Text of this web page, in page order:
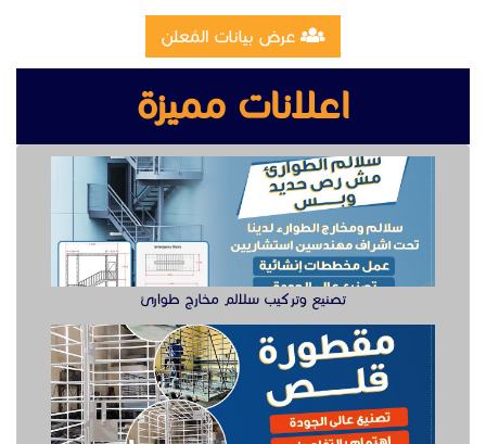
عرض بيانات المُعلن
اعلانات مميزة
تصنيع وتركيب سلالم مخارج طوارئ